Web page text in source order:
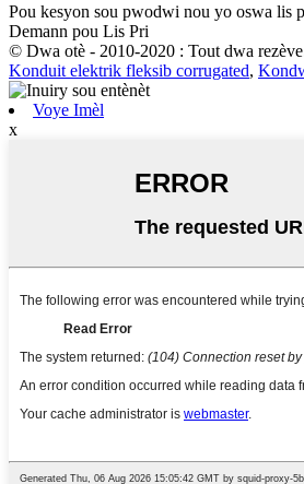
Pou kesyon sou pwodwi nou yo oswa lis
Demann pou Lis Pri
© Dwa otè - 2010-2020 : Tout dwa
Konduit elektrik fleksib corrugated,
Voye Imèl
x